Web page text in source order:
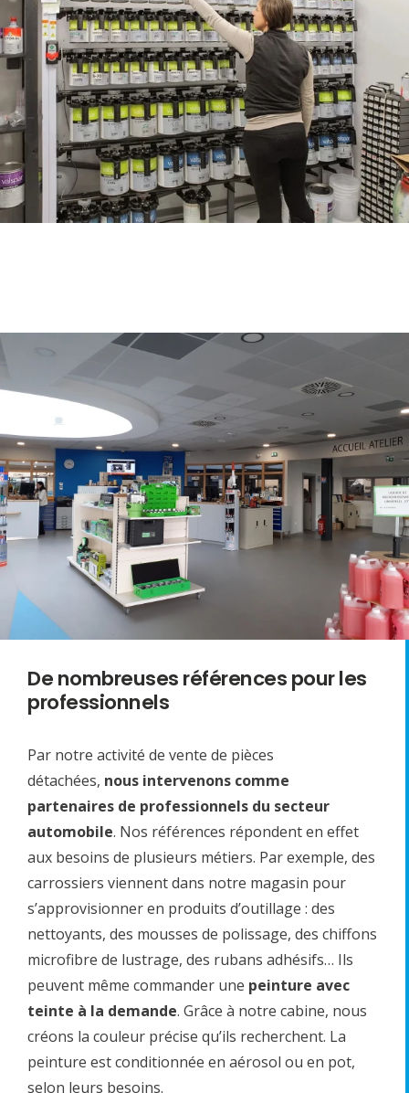
De nombreuses références pour les
professionnels
Par notre activité de vente de pièces
détachées, nous intervenons comme
partenaires de professionnels du secteur
automobile. Nos références répondent en effet
aux besoins de plusieurs métiers. Par exemple, des
carrossiers viennent dans notre magasin pour
s’approvisionner en produits d’outillage : des
nettoyants, des mousses de polissage, des chiffons
microfibre de lustrage, des rubans adhésifs… Ils
peuvent même commander une peinture avec
teinte à la demande. Grâce à notre cabine, nous
créons la couleur précise qu’ils recherchent. La
peinture est conditionnée en aérosol ou en pot,
selon leurs besoins.